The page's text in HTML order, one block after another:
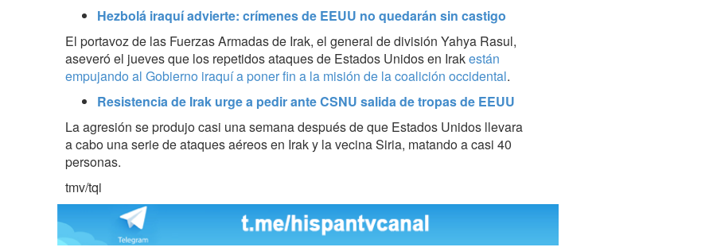
Hezbolá iraquí advierte: crímenes de EEUU no quedarán sin castigo
El portavoz de las Fuerzas Armadas de Irak, el general de división Yahya Rasul,
aseveró el jueves que los repetidos ataques de Estados Unidos en Irakestán
empujando al Gobierno iraquí a poner fin a la misión de la coalición occidental.
Resistencia de Irak urge a pedir ante CSNU salida de tropas de EEUU
La agresión se produjo casi una semana después de que Estados Unidos llevara
a cabo una serie de ataques aéreos en Irak y la vecina Siria, matando a casi 40
personas.
tmv/tqi